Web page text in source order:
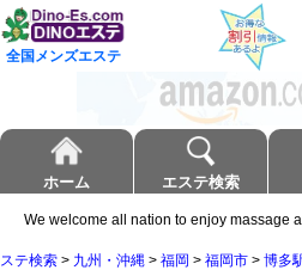
全国メンズエステ
ホーム エステ検索
We welcome all nation to enjoy massage
ステ検索 > 九州・沖縄 > 福岡 > 福岡市 > 博多